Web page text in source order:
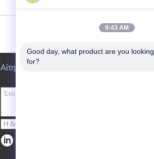
Αίτηση κράτησης
9:43 AM
Good day, what product are you looking
for?